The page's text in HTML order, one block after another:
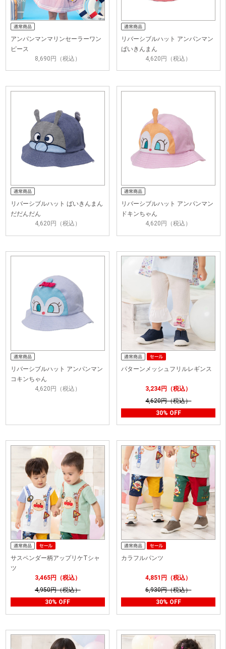
アンパンマンマリンセーラーワン
ピース
8,690円（税込）
リバーシブルハット アンパンマン
ばいきんまん
4,620円（税込）
リバーシブルハット ばいきんまん
だだんだん
4,620円（税込）
リバーシブルハット アンパンマン
ドキンちゃん
4,620円（税込）
リバーシブルハット アンパンマン
コキンちゃん
4,620円（税込）
パターンメッシュフリルレギンス
3,234円（税込）
4,620円（税込）
30% OFF
サスペンダー柄アップリケTシャ
ツ
3,465円（税込）
4,950円（税込）
30% OFF
カラフルパンツ
4,851円（税込）
6,930円（税込）
30% OFF